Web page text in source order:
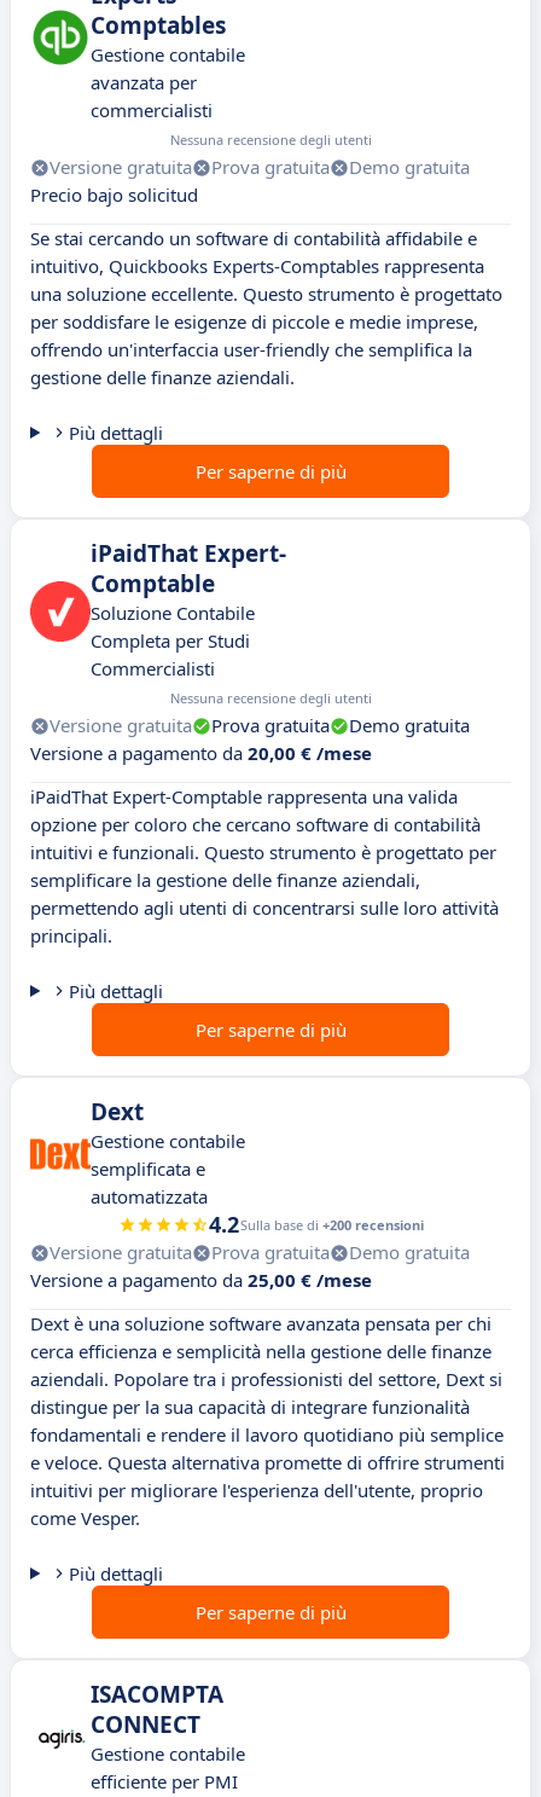
Comptables
Gestione contabile
avanzata per
commercialisti
Nessuna recensione degli utenti
Versione gratuita Prova gratuita
Demo gratuita
Precio bajo solicitud
Se stai cercando un software di contabilità affidabile e
intuitivo, Quickbooks Experts-Comptables rappresenta
una soluzione eccellente. Questo strumento è progettato
per soddisfare le esigenze di piccole e medie imprese,
offrendo un'interfaccia user-friendly che semplifica la
gestione delle finanze aziendali.
Più dettagli
Per saperne di più
iPaidThat Expert-
Comptable
Soluzione Contabile
Completa per Studi
Commercialisti
Nessuna recensione degli utenti
Versione gratuita Prova gratuita
Demo gratuita
Versione a pagamento da 20,00 € /mese
iPaidThat Expert-Comptable rappresenta una valida
opzione per coloro che cercano software di contabilità
intuitivi e funzionali. Questo strumento è progettato per
semplificare la gestione delle finanze aziendali,
permettendo agli utenti di concentrarsi sulle loro attività
principali.
Più dettagli
Per saperne di più
Dext
Gestione contabile
semplificata e
automatizzata
4.2Sulla base di +200 recensioni
Versione gratuita Prova gratuita
Demo gratuita
Versione a pagamento da 25,00 € /mese
Dext è una soluzione software avanzata pensata per chi
cerca efficienza e semplicità nella gestione delle finanze
aziendali. Popolare tra i professionisti del settore, Dext si
distingue per la sua capacità di integrare funzionalità
fondamentali e rendere il lavoro quotidiano più semplice
e veloce. Questa alternativa promette di offrire strumenti
intuitivi per migliorare l'esperienza dell'utente, proprio
come Vesper.
Più dettagli
Per saperne di più
ISACOMPTA
CONNECT
Gestione contabile
efficiente per PMI